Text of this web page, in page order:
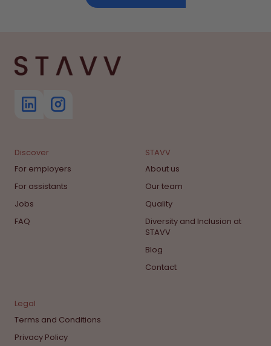
Discover
For employers
For assistants
Jobs
FAQ
STAVV
About us
Our team
Quality
Diversity and Inclusion at
STAVV
Blog
Contact
Legal
Terms and Conditions
Privacy Policy